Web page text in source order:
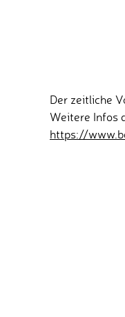
Der zeitliche
Weitere Infos
https://